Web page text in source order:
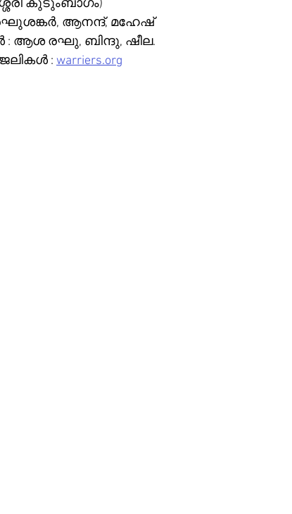
കുടുംബാഗം)
: ആശ രഘു, ബിന്ദു, ഷീല.
: warriers.org